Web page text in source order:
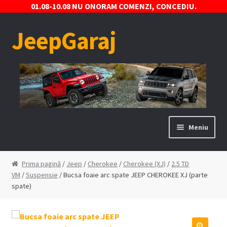
01.08-10.08 NU ONORAM COMENZI, CONCEDIU.
Sari
la
Sari
la
JeepGaraj
Meniu
Prima pagină
Contact
Prima pagină / Jeep / Cherokee / Cherokee (XJ) / 2.5 TD
VM /Suspensie / Bucsa foaie arc spate JEEP CHEROKEE XJ (parte
spate)